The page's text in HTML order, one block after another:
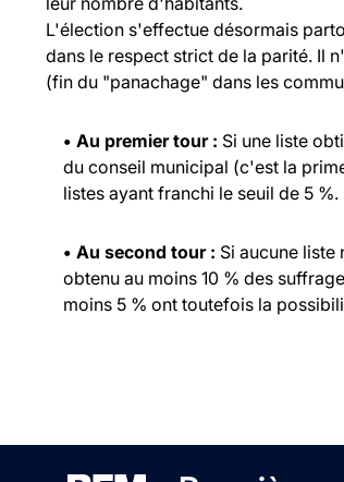
L'élection s'effectue désormais
dans le respect strict de la parité. Il
(fin du "panachage" dans les
• Au premier tour : Si une liste
du conseil municipal (c'est la
listes ayant franchi le seuil de 5 %.
• Au second tour : Si aucune
obtenu au moins 10 % des
moins 5 % ont toutefois la